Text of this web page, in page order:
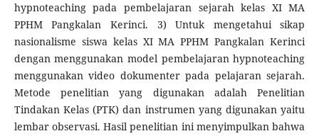
hypnoteaching pada pembelajaran sejarah kelas XI MA
PPHM Pangkalan Kerinci. 3) Untuk mengetahui sikap
nasionalisme siswa kelas XI MA PPHM Pangkalan Kerinci
dengan menggunakan model pembelajaran hypnoteaching
menggunakan video dokumenter pada pelajaran sejarah.
Metode penelitian yang digunakan adalah Penelitian
Tindakan Kelas (PTK) dan instrumen yang digunakan yaitu
lembar observasi. Hasil penelitian ini menyimpulkan bahwa